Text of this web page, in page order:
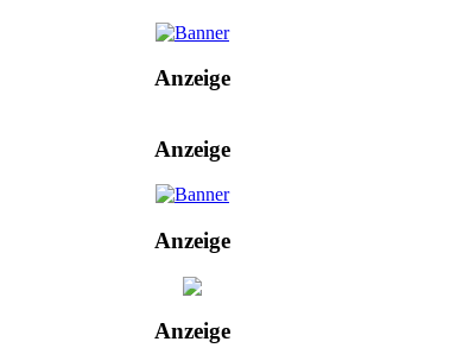
Anzeige
Anzeige
Anzeige
Anzeige